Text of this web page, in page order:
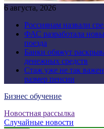
6 августа, 2026
Россиянам назвали
ФАС разработала
поезда
Банки обяжут
денежных средств
Стаж уже не так
размер пенсии
Бизнес обучение
Новостная рассылка
Случайные новости